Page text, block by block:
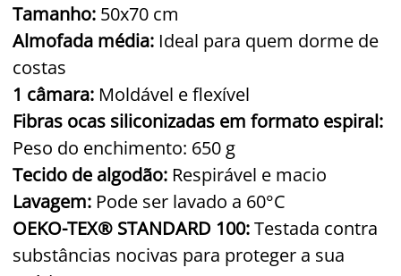
Tamanho: 50x70 cm
Almofada média: Ideal para quem dorme de
costas
1 câmara: Moldável e flexível
Fibras ocas siliconizadas em formato espiral:
Peso do enchimento: 650 g
Tecido de algodão: Respirável e macio
Lavagem: Pode ser lavado a 60°C
OEKO-TEX® STANDARD 100:Testada contra
substâncias nocivas para proteger a sua